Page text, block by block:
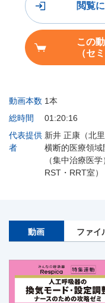
動画本数 1本
総時間
01:20:16
代表提供
者
新井 正康（北
横断的医療領
（集中治療医
RST・RRT室）
閲覧
この
（セ
動画 ファイ